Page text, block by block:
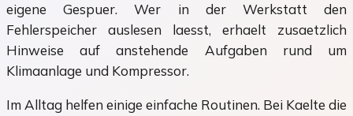
eigene Gespuer. Wer in der Werkstatt den
Fehlerspeicher auslesen laesst, erhaelt zusaetzlich
Hinweise auf anstehende Aufgaben rund um
Klimaanlage und Kompressor.
Im Alltag helfen einige einfache Routinen. Bei Kaelte die